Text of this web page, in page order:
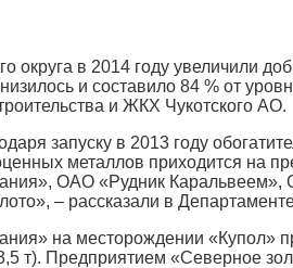
округа в 2014 году увеличили
и составило 84 % от
и ЖКХ Чукотского АО.
запуску в 2013 году
металлов приходится на
ОАО «Рудник
– рассказали в
на месторождении «Купол»
т). Предприятием «Северное